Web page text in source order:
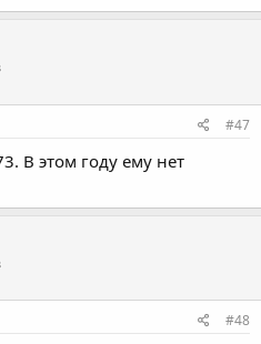
#47
В этом году ему нет
#48